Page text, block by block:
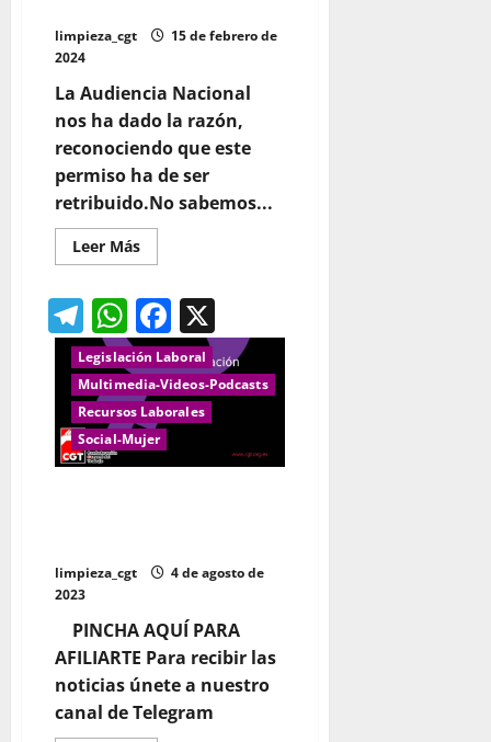
limpieza_cgt
15 de febrero de
2024
La Audiencia Nacional
nos ha dado la razón,
reconociendo que este
permiso ha de ser
retribuido.No sabemos...
Leer MásLeer
más
EL
PERMISO
DE
FUERZA
MAYOR
DE
HASTA
4
DÍAS
SEA
RETRIBUIDO
Telegram
WhatsApp
Facebook
Legislación Laboral
Multimedia-Videos-Podcasts
Recursos Laborales
Social-Mujer
limpieza_cgt
4 de agosto de
2023
PINCHA AQUÍ PARA
AFILIARTE Para recibir las
noticias únete a nuestro
canal de Telegram